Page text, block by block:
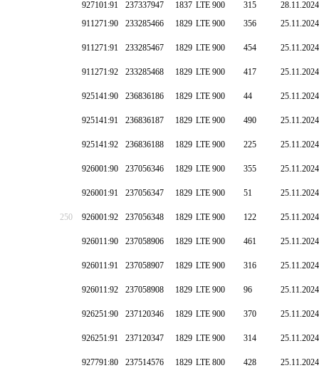
927101:91 237337947 1837 LTE 900 315
28.11.2024
911271:90
233285466 1829 LTE 900 356 25.11.2024
911271:91 233285467 1829 LTE 900 454 25.11.2024
911271:92 233285468 1829 LTE 900 417 25.11.2024
925141:90 236836186 1829 LTE 900 44 25.11.2024
925141:91 236836187 1829 LTE 900 490 25.11.2024
925141:92 236836188 1829 LTE 900 225 25.11.2024
926001:90 237056346 1829 LTE 900 355 25.11.2024
926001:91 237056347 1829 LTE 900 51 25.11.2024
250 926001:92 237056348 1829 LTE 900 122 25.11.2024
926011:90 237058906 1829 LTE 900 461 25.11.2024
926011:91 237058907 1829 LTE 900 316 25.11.2024
926011:92 237058908 1829 LTE 900 96 25.11.2024
926251:90 237120346 1829 LTE 900 370 25.11.2024
926251:91 237120347 1829 LTE 900 314 25.11.2024
927791:80 237514576 1829 LTE 800 428 25.11.2024